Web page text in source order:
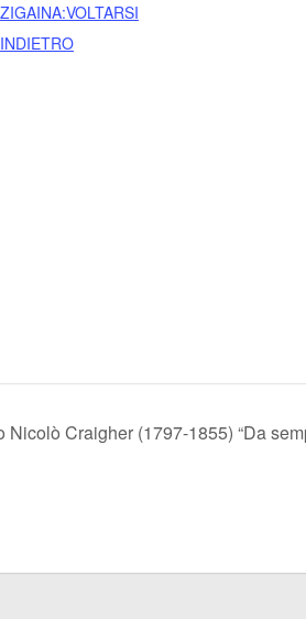
ZIGAINA:VOLTARSI
INDIETRO
Craigher (1797-1855) “Da